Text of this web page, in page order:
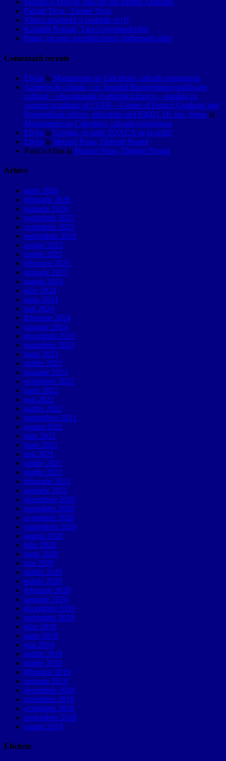
Mardin și Midyat, născute din nahitul Anatoliei
Palatul Troja, Zámek Troja
Vltava pragheză și podurile ei (I)
Kalaallit Nunaat, Țara Groenlandezilor
Praga, un oraș accesibil oricui (informații utile)
Comentarii recente
Elvira la Monumento ao Calceteiro, calçada portuguesa
Azulejos & calçada - cu Jurnalul Bucureștiului (publicație
cultural – educațională și științifică franco – română cu
caracter academic al CUFR – Centre of French Graduate and
Postgraduate advice, education and R&D). Dr. ing. Sebas la
Monumento ao Calceteiro, calçada portuguesa
Elvira la Creştini, se aude TOACA pe la schit!
Elvira la Muzeul Popa, Târpeşti Neamţ
Panica Alina la Muzeul Popa, Târpeşti Neamţ
Arhive
iunie 2026
februarie 2026
ianuarie 2026
noiembrie 2025
octombrie 2025
septembrie 2025
august 2025
martie 2025
februarie 2025
ianuarie 2025
august 2024
iulie 2024
iunie 2024
mai 2024
februarie 2024
ianuarie 2024
decembrie 2023
noiembrie 2023
iunie 2023
aprilie 2023
ianuarie 2023
octombrie 2022
iunie 2022
mai 2022
aprilie 2022
septembrie 2021
august 2021
iulie 2021
iunie 2021
mai 2021
aprilie 2021
martie 2021
februarie 2021
ianuarie 2021
decembrie 2020
noiembrie 2020
octombrie 2020
septembrie 2020
august 2020
iulie 2020
iunie 2020
mai 2020
aprilie 2020
martie 2020
februarie 2020
ianuarie 2020
decembrie 2019
noiembrie 2019
iulie 2019
iunie 2019
mai 2019
aprilie 2019
martie 2019
februarie 2019
ianuarie 2019
decembrie 2018
noiembrie 2018
octombrie 2018
septembrie 2018
august 2018
Etichete